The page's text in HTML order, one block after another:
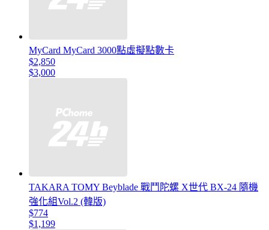
MyCard MyCard 3000點虛擬點數卡
$2,850
$3,000
TAKARA TOMY Beyblade 戰鬥陀螺 X世代 BX-24 隨機
強化組Vol.2 (韓版)
$774
$1,199